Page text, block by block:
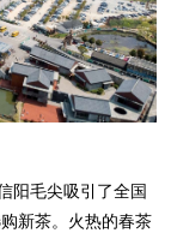
阳毛尖吸引了全国
新茶。火热的春茶